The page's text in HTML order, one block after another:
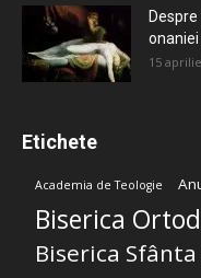
onaniei
15
Etichete
Academia de Teologie
Biserica
Biserica